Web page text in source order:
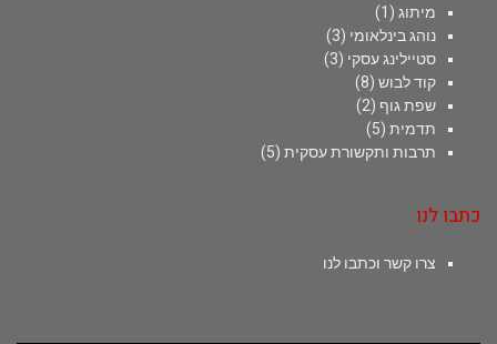
מיתוג (1)
נוהג בינלאומי (3)
סטיילינג עסקי (3)
קוד לבוש (8)
שפת גוף (2)
תדמית (5)
תרבות ותקשורת עסקית (5)
כתבו לנו
צרו קשר וכתבו לנו